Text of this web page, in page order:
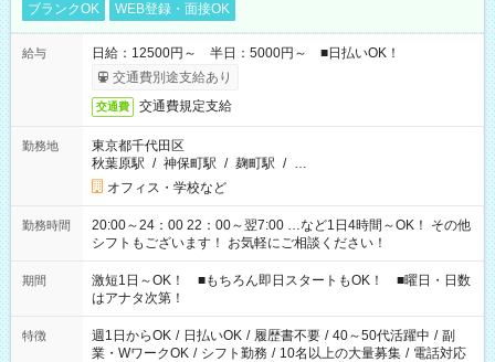
ブランクOK
WEB登録・面接OK
給与
日給：12500円～ 半日：5000円～ ■日払いOK！
交通費別途支給あり
交通費 交通費規定支給
勤務地
東京都千代田区
秋葉原駅 / 神保町駅 / 麹町駅 / …
オフィス・学校など
勤務時間
20:00～24：00 22：00～翌7:00 …など1日4時間～OK！ その他
シフトもございます！ お気軽にご相談ください！
期間
激短1日～OK！ ■もちろん即日スタートもOK！ ■曜日・日数
はアナタ次第！
特徴 週1日からOK / 日払いOK / 履歴書不要 / 40～50代活躍中 / 副
業・WワークOK / シフト勤務 / 10名以上の大量募集 / 電話対応